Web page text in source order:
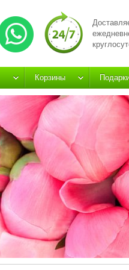
Корзины